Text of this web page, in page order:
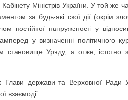
Кабінету Міністрів України. У той же
за будь-які свої дії (окрім
постійної напруженості у
у визначенні політичного
становище Уряду, а отже, істотно
Глави держави та Верховної Ради
взаємодії.